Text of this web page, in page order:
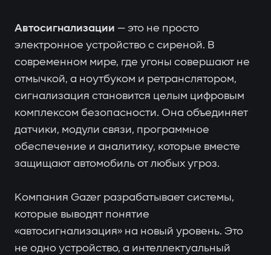
Автосигнализации — это не просто
электронное устройство с сиреной. В
современном мире, где угоны совершают не
отмычкой, а ноутбуком и ретранслятором,
сигнализация становится целым цифровым
комплексом безопасности. Она объединяет
датчики, модули связи, программное
обеспечение и аналитику, которые вместе
защищают автомобиль от любых угроз.
Компания Gazer разрабатывает системы,
которые выводят понятие
«автосигнализация» на новый уровень. Это
не одно устройство, а интеллектуальный